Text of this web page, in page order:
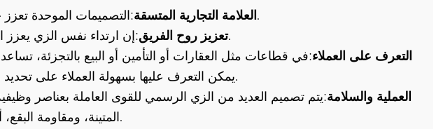
العلامة التجارية المتسقة:التصميمات الموحدة تعزز حضور علامتك التجارية.
تعزيز روح الفريق:إن ارتداء نفس الزي يعزز الشعور بالوحدة والفخر.
التعرف على العملاء:في قطاعات مثل العقارات أو التأمين أو البيع بالتجزئة،
يمكن التعرف عليها بسهولة العملاء على تحديد موقع موظفيك بسرعة.
العملية والسلامة:يتم تصميم العديد من الزي الرسمي للقوى العاملة بعناصر
المتينة، ومقاومة البقع، أو تنظيم درجة الحرارة.